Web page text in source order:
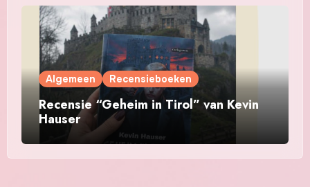
Algemeen Recensieboeken
Recensie “Geheim in Tirol” van Kevin
Hauser